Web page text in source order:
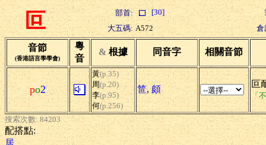
叵 部首: [30]
大五碼: A572 倉
音節
(香港語言學學會)
粵
音
& 根據 同音字 相關音節
po2
黃(p.35)
周(p.20)
李(p.95)
何(p.256)
笸, 頗
叵
「
搜索次數: 84203
配搭點:
居